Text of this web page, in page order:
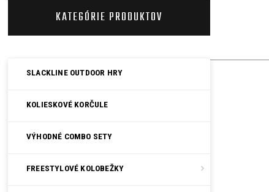
KATEGÓRIE PRODUKTOV
SLACKLINE OUTDOOR HRY
KOLIESKOVÉ KORČULE
VÝHODNÉ COMBO SETY
FREESTYLOVÉ KOLOBEŽKY